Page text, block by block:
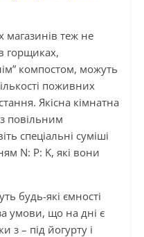
магазинів теж не
горщиках,
компостом, можуть
поживних
Якісна кімнатна
повільним
спеціальні суміші
N: P: K, які вони
будь-які ємності
умови, що на дні є
з – під йогурту і